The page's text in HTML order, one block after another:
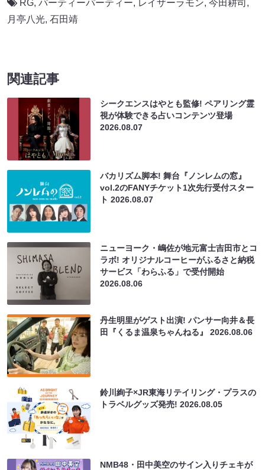
RG, パーティーパーティー, レイザーラモン, 今田耕司 ,
月亭八光, 石田靖
関連記事
シークエンスはやとも監修! ペアリング霊
視が体験できる占いコンテンツ登場
2026.08.07
バカリズム脚本! 舞台『ノンレムの窓』
vol.2のFANYチケット1次先行受付スター
ト2026.08.07
ニューヨーク・嶋佐が地元富士吉田市とコ
ラボ! オリジナルコーヒーがふるさと納税
サービス「わらふる」で受付開始
2026.08.06
丹生明里がゲスト出演! パンサー向井＆長
田『くるま温泉ちゃんねる』2026.08.06
鈴川絢子×JR東海リテイリング・プラスの
トラベルグッズ発売!2026.08.05
NMB48・田中美空のサイン入りチェキが